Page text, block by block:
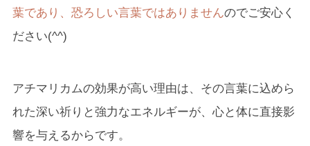
葉であり、恐ろしい言葉ではありませんのでご安心く
ださい(^^)
アチマリカムの効果が高い理由は、その言葉に込めら
れた深い祈りと強力なエネルギーが、心と体に直接影
響を与えるからです。